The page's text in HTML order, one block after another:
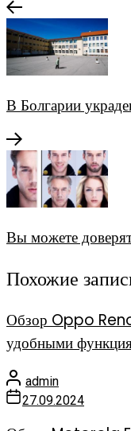
В Болгарии
Вы можете
Похожие
Обзор Oppo Reno
удобными
admin
27.09.2024